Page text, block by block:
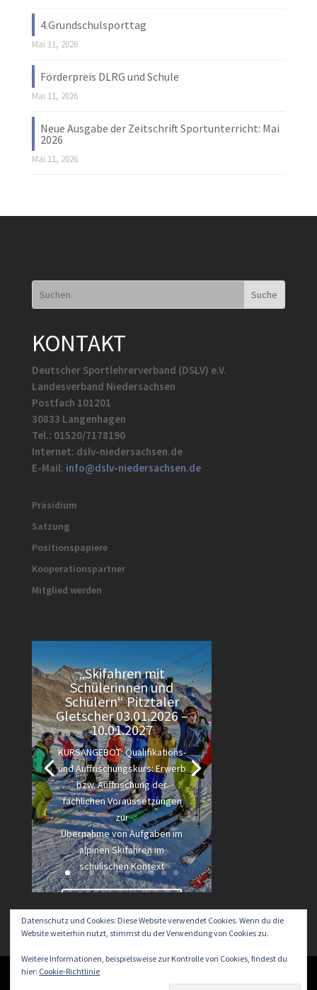
4.Grundschulsporttag
Mai 11, 2026
Förderpreis DLRG und Schule
Mai 11, 2026
Neue Ausgabe der Zeitschrift Sportunterricht: Mai
2026
Mai 11, 2026
KONTAKT
Deutscher Sportlehrerverband (DSLV) e.V.
Landesverband Niedersachsen
Postfach 101201
30833 Langenhagen
Tel.: 01520/7178190
Internet: dslv-niedersachsen.de
E-Mail: info@dslv-niedersachsen.de
Präsidium
Satzung
Positionspapiere
Kooperationspartner
Mitglied werden
„Skifahren mit
Schülerinnen und
Schülern“ Pitztaler
Gletscher 03.01.2026 –
10.01.2027
KURSANGEBOT: Qualifikations-
und Auffrischungskurs: Erwerb
bzw. Auffrischung der
fachlichen Voraussetzungen
zur
Übernahme von Aufgaben im
alpinen Skifahren im
schulischen Kontext
Lesen Sie mehr
Datenschutz und Cookies: Diese Website verwendet Cookies. Wenn du die
Website weiterhin nutzt, stimmst du der Verwendung von Cookies zu.
Weitere Informationen, beispielsweise zur Kontrolle von Cookies, findest du
hier: Cookie-Richtlinie